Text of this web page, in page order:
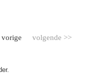
volgende >>
vorige